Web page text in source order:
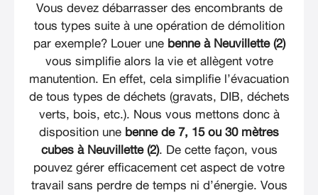
Vous devez débarrasser des encombrants de
tous types suite à une opération de démolition
par exemple? Louer une benne à Neuvillette (2)
vous simplifie alors la vie et allègent votre
manutention. En effet, cela simplifie l’évacuation
de tous types de déchets (gravats, DIB, déchets
verts, bois, etc.). Nous vous mettons donc à
disposition une benne de 7, 15 ou 30 mètres
cubes à Neuvillette (2). De cette façon, vous
pouvez gérer efficacement cet aspect de votre
travail sans perdre de temps ni d’énergie. Vous